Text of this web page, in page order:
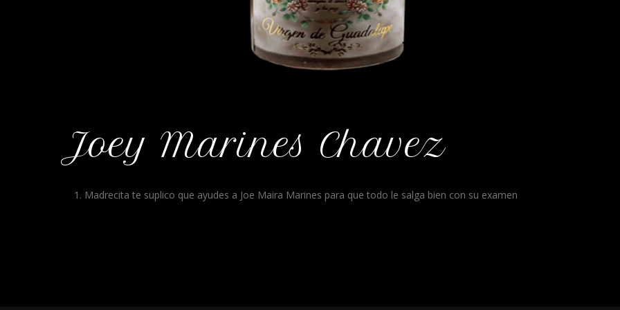
Joey Marines Chavez
Madrecita te suplico que ayudes a Joe Maira Marines para que todo le salga bien con su examen